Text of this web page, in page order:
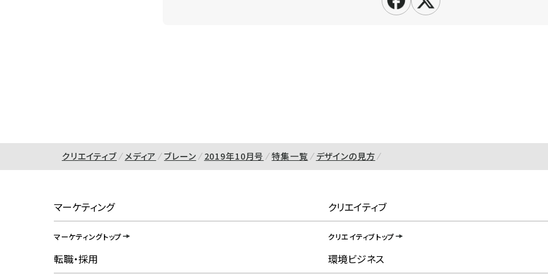
クリエイティブ メディア ブレーン 2019年10月号 特集一覧 デザインの見方
マーケティング
マーケティングトップ
クリエイティブ
クリエイティブトップ
転職・採用 環境ビジネス